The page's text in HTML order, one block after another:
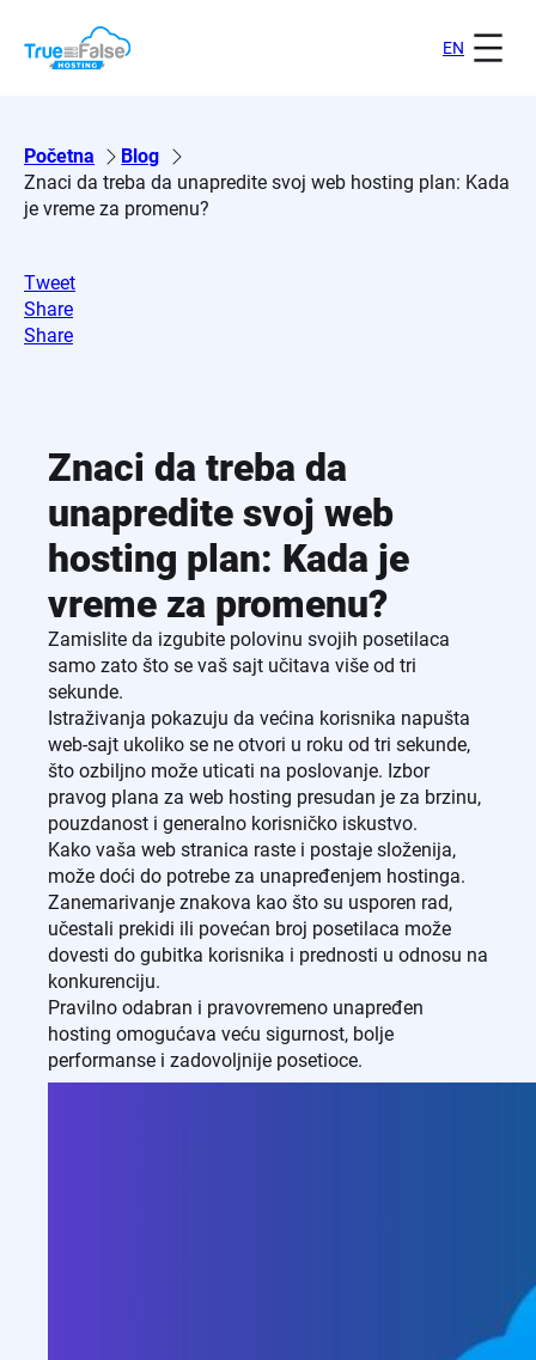
sadržaj
EN
Početna
Blog
Znaci da treba da unapredite svoj web hosting plan: Kada
je vreme za promenu?
Tweet
Share
Share
Znaci da treba da
unapredite svoj web
hosting plan: Kada je
vreme za promenu?
Zamislite da izgubite polovinu svojih posetilaca
samo zato što se vaš sajt učitava više od tri
sekunde.
Istraživanja pokazuju da većina korisnika napušta
web-sajt ukoliko se ne otvori u roku od tri sekunde,
što ozbiljno može uticati na poslovanje. Izbor
pravog plana za web hosting presudan je za brzinu,
pouzdanost i generalno korisničko iskustvo.
Kako vaša web stranica raste i postaje složenija,
može doći do potrebe za unapređenjem hostinga.
Zanemarivanje znakova kao što su usporen rad,
učestali prekidi ili povećan broj posetilaca može
dovesti do gubitka korisnika i prednosti u odnosu na
konkurenciju.
Pravilno odabran i pravovremeno unapređen
hosting omogućava veću sigurnost, bolje
performanse i zadovoljnije posetioce.